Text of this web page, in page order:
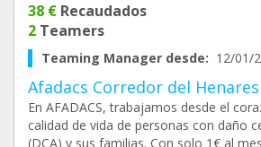
38 € Recaudados
2 Teamers
Teaming Manager desde: 12/01/
Afadacs Corredor del Henares
En AFADACS, trabajamos desde el
calidad de vida de personas con daño
(DCA) y sus familias. Con solo 1€ al